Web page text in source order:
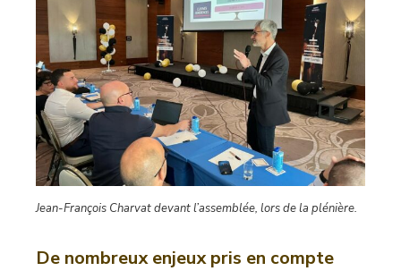
Jean-François Charvat devant l’assemblée, lors de la plénière.
De nombreux enjeux pris en compte